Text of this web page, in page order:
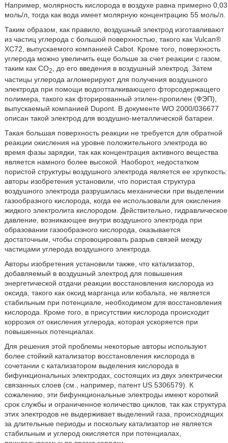
Например, молярность кислорода в воздухе равна примерно 0,03
моль/л, тогда как вода имеет молярную концентрацию 55 моль/л.
Таким образом, как правило, воздушный электрод изготавливают
из частиц углерода с большой поверхностью, такого как Vulcan®
ХС72, выпускаемого компанией Cabot. Кроме того, поверхность
углерода можно увеличить еще больше за счет реакции с газом,
таким как CO2
, до его введения в воздушный электрод. Затем
частицы углерода агломерируют для получения воздушного
электрода при помощи водоотталкивающего фторсодержащего
полимера, такого как фторированный этилен-пропилен (ФЭП),
выпускаемый компанией Dupont. В документе WO 2000/036677
описан такой электрод для воздушно-металлической батареи.
Такая большая поверхность реакции не требуется для обратной
реакции окисления на уровне положительного электрода во
время фазы зарядки, так как концентрация активного вещества
является намного более высокой. Наоборот, недостатком
пористой структуры воздушного электрода является ее хрупкость:
авторы изобретения установили, что пористая структура
воздушного электрода разрушилась механически при выделении
газообразного кислорода, когда ее использовали для окисления
жидкого электролита кислородом. Действительно, гидравлическое
давление, возникающее внутри воздушного электрода при
образовании газообразного кислорода, оказывается
достаточным, чтобы спровоцировать разрыв связей между
частицами углерода воздушного электрода.
Авторы изобретения установили также, что катализатор,
добавляемый в воздушный электрод для повышения
энергетической отдачи реакции восстановления кислорода из
оксида, такого как оксид марганца или кобальта, не является
стабильным при потенциале, необходимом для восстановления
кислорода. Кроме того, в присутствии кислорода происходит
коррозия от окисления углерода, которая ускоряется при
повышенных потенциалах.
Для решения этой проблемы некоторые авторы используют
более стойкий катализатор восстановления кислорода в
сочетании с катализатором выделения кислорода в
бифункциональных электродах, состоящих из двух электрически
связанных слоев (см., например, патент US 5306579). К
сожалению, эти бифункциональные электроды имеют короткий
срок службы и ограниченное количество циклов, так как структура
этих электродов не выдерживает выделений газа, происходящих
за длительные периоды и поскольку катализатор не является
стабильным и углерод окисляется при потенциалах,